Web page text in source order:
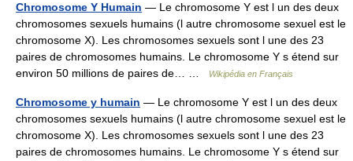
Chromosome Y Humain — Le chromosome Y est l un des deux
chromosomes sexuels humains (l autre chromosome sexuel est le
chromosome X). Les chromosomes sexuels sont l une des 23
paires de chromosomes humains. Le chromosome Y s étend sur
environ 50 millions de paires de… …
Wikipédia en Français
Chromosome y humain — Le chromosome Y est l un des deux
chromosomes sexuels humains (l autre chromosome sexuel est le
chromosome X). Les chromosomes sexuels sont l une des 23
paires de chromosomes humains. Le chromosome Y s étend sur